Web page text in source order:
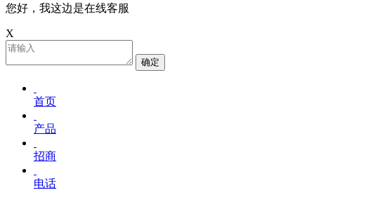
您好，我这边是在线客服
X
确定
首页
产品
招商
电话